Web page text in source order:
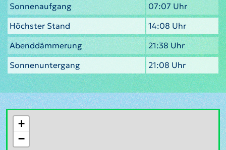
Sonnenaufgang
07:07 Uhr
Höchster Stand
14:08 Uhr
Abenddämmerung
21:38 Uhr
Sonnenuntergang
21:08 Uhr
+
−